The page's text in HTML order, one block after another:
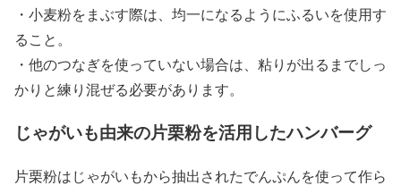
・小麦粉をまぶす際は、均一になるようにふるいを使用す
ること。
・他のつなぎを使っていない場合は、粘りが出るまでしっ
かりと練り混ぜる必要があります。
じゃがいも由来の片栗粉を活用したハンバーグ
片栗粉はじゃがいもから抽出されたでんぷんを使って作ら